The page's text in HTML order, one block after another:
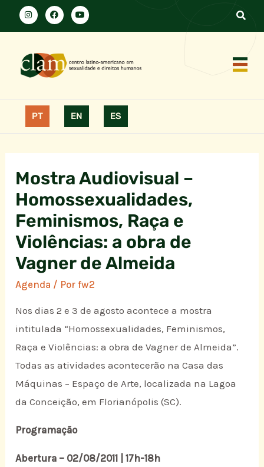
PT EN ES
Mostra Audiovisual –
Homossexualidades,
Feminismos, Raça e
Violências: a obra de
Vagner de Almeida
Agenda / Porfw2
Nos dias 2 e 3 de agosto acontece a mostra
intitulada “Homossexualidades, Feminismos,
Raça e Violências: a obra de Vagner de Almeida”.
Todas as atividades acontecerão na Casa das
Máquinas – Espaço de Arte, localizada na Lagoa
da Conceição, em Florianópolis (SC).
Programação
Abertura – 02/08/2011 | 17h-18h